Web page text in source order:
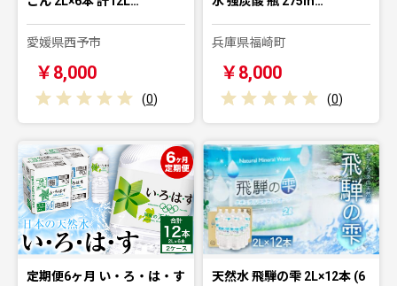
愛媛県西予市
￥8,000
(0)
兵庫県福崎町
￥8,000
(0)
定期便6ヶ月 い・ろ・は・す
天然水 飛騨の雫 2L×12本 (6